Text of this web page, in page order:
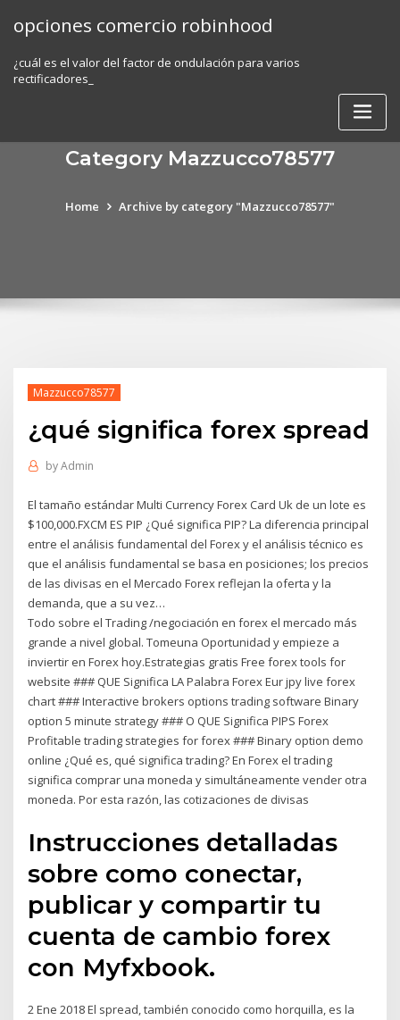
opciones comercio robinhood
¿cuál es el valor del factor de ondulación para varios
rectificadores_
Category Mazzucco78577
Home Archive by category "Mazzucco78577"
Mazzucco78577
¿qué significa forex spread
byAdmin
El tamaño estándar Multi Currency Forex Card Uk de un lote es
$100,000.FXCM ES PIP ¿Qué significa PIP? La diferencia principal
entre el análisis fundamental del Forex y el análisis técnico es
que el análisis fundamental se basa en posiciones; los precios
de las divisas en el Mercado Forex reflejan la oferta y la
demanda, que a su vez…
Todo sobre el Trading /negociación en forex el mercado más
grande a nivel global. Tomeuna Oportunidad y empieze a
inviertir en Forex hoy.Estrategias gratis Free forex tools for
website ### QUE Significa LA Palabra Forex Eur jpy live forex
chart ### Interactive brokers options trading software Binary
option 5 minute strategy ### O QUE Significa PIPS Forex
Profitable trading strategies for forex ### Binary option demo
online ¿Qué es, qué significa trading? En Forex el trading
significa comprar una moneda y simultáneamente vender otra
moneda. Por esta razón, las cotizaciones de divisas
Instrucciones detalladas
sobre como conectar,
publicar y compartir tu
cuenta de cambio forex
con Myfxbook.
2 Ene 2018 El spread, también conocido como horquilla, es la